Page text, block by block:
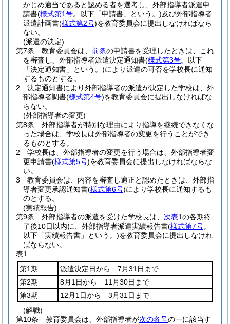
かじめ適当であると認める者を選考し、外部指導者派遣申
請書(様式第1号。以下「申請書」という。)及び外部指導者
派遣計画書(様式第2号)を教育委員会に提出しなければなら
ない。
(派遣の決定)
第7条
教育委員会は、 前条の申請書を受理したときは、これ
を審査し、外部指導者派遣決定通知書(様式第3号。以下
「決定通知書」という。)により派遣の可否を学校長に通知
するものとする。
2
決定通知書により外部指導者の派遣が決定した学校は、外
部指導者調書(様式第4号)を教育委員会に提出しなければな
らない。
(外部指導者の変更)
第8条
外部指導者が特別な理由により指導を継続できなくな
った場合は、学校長は外部指導者の変更を行うことができ
るものとする。
2
学校長は、外部指導者の変更を行う場合は、外部指導者変
更申請書(様式第5号)を教育委員会に提出しなければならな
い。
3
教育委員会は、内容を審査し適正と認めたときは、外部指
導者変更承認通知書(様式第6号)により学校長に通知するも
のとする。
(実績報告)
第9条
外部指導者の派遣を受けた学校長は、 次表1の各期終
了後10日以内に、外部指導者派遣実績報告書(様式第7号。
以下「実績報告書」という。)を教育委員会に提出しなけれ
ばならない。
表1
第1期
派遣決定日から 7月31日まで
第2期
8月1日から 11月30日まで
第3期
12月1日から 3月31日まで
(解職)
第10条
教育委員会は、外部指導者が次の各号の一に該当す